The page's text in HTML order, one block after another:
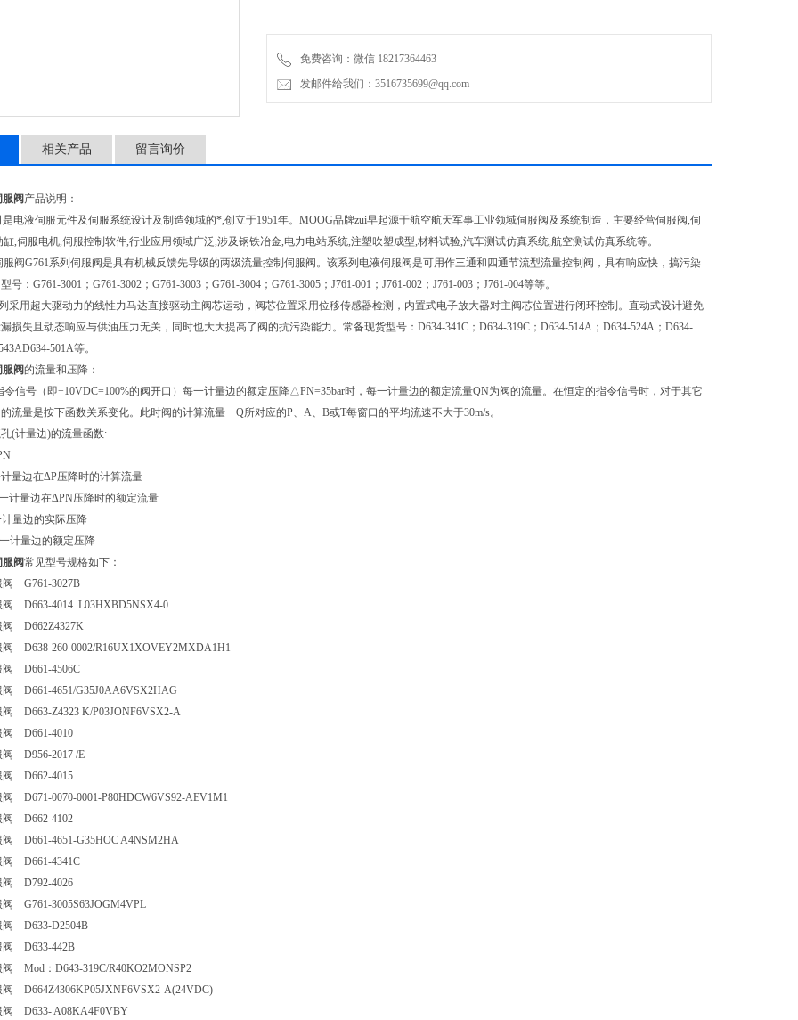
免费咨询：微信 18217364463
发邮件给我们：3516735699@qq.com
相关产品 留言询价
阀 产品说明：
电液伺服元件及伺服系统设计及制造领域的*,创立于1951年。MOOG品牌zui早起源于航空航天军事工业领域伺服阀及系统制造，主要经营伺服阀,伺
缸,伺服电机,伺服控制软件,行业应用领域广泛,涉及钢铁冶金,电力电站系统,注塑吹塑成型,材料试验,汽车测试仿真系统,航空测试仿真系统等。
阀G761系列伺服阀是具有机械反馈先导级的两级流量控制伺服阀。该系列电液伺服阀是可用作三通和四通节流型流量控制阀，具有响应快，搞污染
号：G761-3001；G761-3002；G761-3003；G761-3004；G761-3005；J761-001；J761-002；J761-003；J761-004等等。
采用超大驱动力的线性力马达直接驱动主阀芯运动，阀芯位置采用位移传感器检测，内置式电子放大器对主阀芯位置进行闭环控制。直动式设计避免
损失且动态响应与供油压力无关，同时也大大提高了阀的抗污染能力。常备现货型号：D634-341C；D634-319C；D634-514A；D634-524A；D634-
501A等。
阀的流量和压降：
信号（即+10VDC=100%的阀开口）每一计量边的额定压降△PN=35bar时，每一计量边的额定流量QN为阀的流量。在恒定的指令信号时，对于其它
流量是按下函数关系变化。此时阀的计算流量 Q所对应的P、A、B或T每窗口的平均流速不大于30m/s。
(计量边)的流量函数:
量边在ΔP压降时的计算流量
计量边在ΔPN压降时的额定流量
量边的实际压降
计量边的额定压降
阀常见型号规格如下：
G761-3027B
D663-4014 L03HXBD5NSX4-0
D662Z4327K
D638-260-0002/R16UX1XOVEY2MXDA1H1
D661-4506C
D661-4651/G35J0AA6VSX2HAG
D663-Z4323 K/P03JONF6VSX2-A
D661-4010
D956-2017 /E
D662-4015
D671-0070-0001-P80HDCW6VS92-AEV1M1
D662-4102
D661-4651-G35HOC A4NSM2HA
D661-4341C
D792-4026
G761-3005S63JOGM4VPL
D633-D2504B
D633-442B
Mod：D643-319C/R40KO2MONSP2
D664Z4306KP05JXNF6VSX2-A(24VDC)
D633- A08KA4F0VBY